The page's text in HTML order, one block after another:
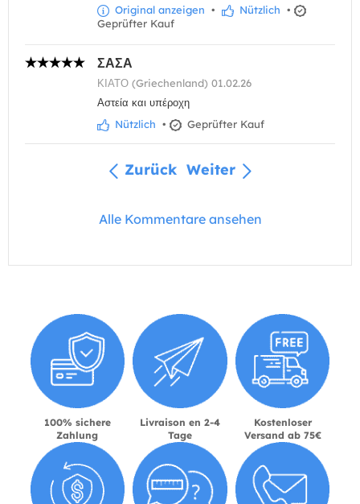
Original anzeigen • Nützlich •
Geprüfter Kauf
ΣΑΣΑ
ΚΙΑΤΟ (Griechenland) 01.02.26
Αστεία και υπέροχη
Nützlich • Geprüfter Kauf
Zurück Weiter
Alle Kommentare ansehen
100% sichere
Zahlung
Livraison en 2-4
Tage
Kostenloser
Versand ab 75€